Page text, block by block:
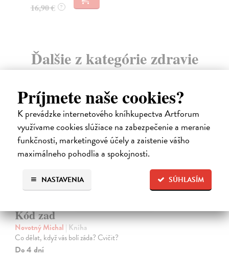
Príjmete naše cookies?
K prevádzke internetového kníhkupectva Artforum
využívame cookies slúžiace na zabezpečenie a meranie
funkčnosti, marketingové účely a zaistenie vášho
maximálneho pohodlia a spokojnosti.
SÚHLASÍM
NASTAVENIA
Ďalšie z kategórie zdravie
novinka
Kód zad
Novotný Michal | Kniha
Co dělat, když vás bolí záda? Cvičit?
Do 4 dní